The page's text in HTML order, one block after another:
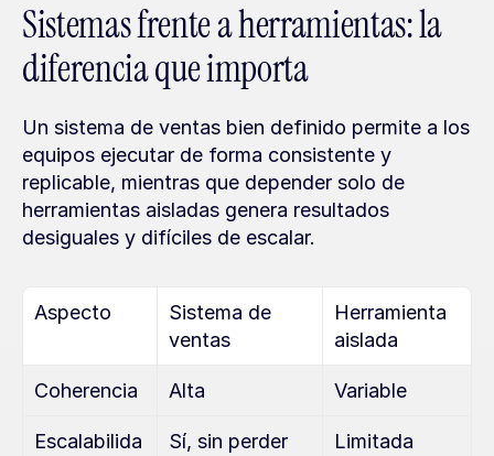
Sistemas frente a herramientas: la
diferencia que importa
Un sistema de ventas bien definido permite a los
equipos ejecutar de forma consistente y
replicable, mientras que depender solo de
herramientas aisladas genera resultados
desiguales y difíciles de escalar.
Aspecto
Sistema de
ventas
Herramienta
aislada
Coherencia Alta Variable
Escalabilida
Sí, sin perder
Limitada